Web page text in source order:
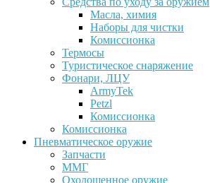
Масла, химия
Наборы для чистки
Комиссионка
Термосы
Туристическое снаряжение
Фонари, ЛЦУ
ArmyTek
Petzl
Комиссионка
Комиссионка
Пневматическое оружие
Запчасти
ММГ
Охолощенное оружие